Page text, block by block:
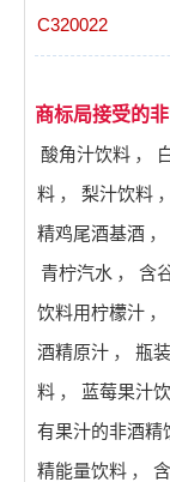
C320022
商标局接受的
酸角汁饮料 ，
料 ， 梨汁饮料 ，
精鸡尾酒基酒 ，
青柠汽水 ， 含
饮料用柠檬汁 ，
酒精原汁 ， 瓶
料 ， 蓝莓果汁
有果汁的非酒精
精能量饮料 ，